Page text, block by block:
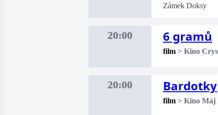
Zámek Doksy
20:00 6 gramů
film > Kino
20:00 Bardotky
film > Kino Máj